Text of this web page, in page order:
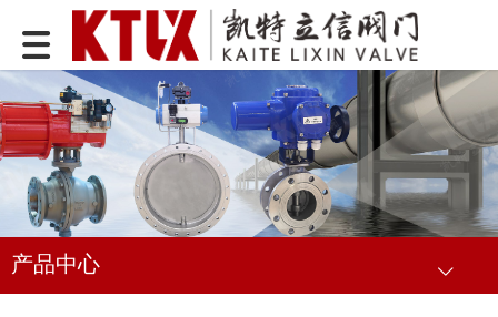
产品中心